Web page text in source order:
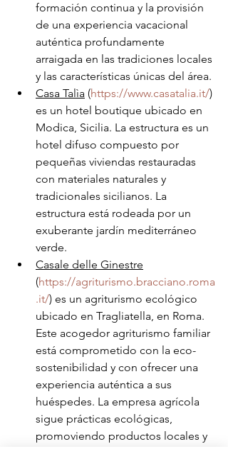
formación continua y la provisión
de una experiencia vacacional
auténtica profundamente
arraigada en las tradiciones locales
y las características únicas del área.
Casa Talìa (https://www.casatalia.it/)
es un hotel boutique ubicado en
Modica, Sicilia. La estructura es un
hotel difuso compuesto por
pequeñas viviendas restauradas
con materiales naturales y
tradicionales sicilianos. La
estructura está rodeada por un
exuberante jardín mediterráneo
verde.
Casale delle Ginestre
(https://agriturismo.bracciano.roma
.it/) es un agriturismo ecológico
ubicado en Tragliatella, en Roma.
Este acogedor agriturismo familiar
está comprometido con la eco-
sostenibilidad y con ofrecer una
experiencia auténtica a sus
huéspedes. La empresa agrícola
sigue prácticas ecológicas,
promoviendo productos locales y